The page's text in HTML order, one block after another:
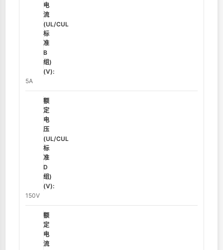
电
流
(UL/CUL
标
准
B
组)
(V):
5A
额
定
电
压
(UL/CUL
标
准
D
组)
(V):
150V
额
定
电
流